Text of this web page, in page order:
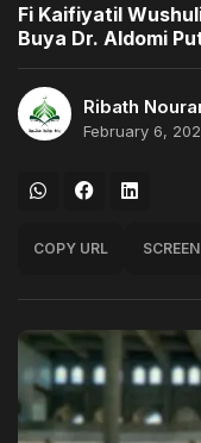
Fi Kaifiyatil
Buya Dr. Aldomi
Ribath
February 6,
COPY URL